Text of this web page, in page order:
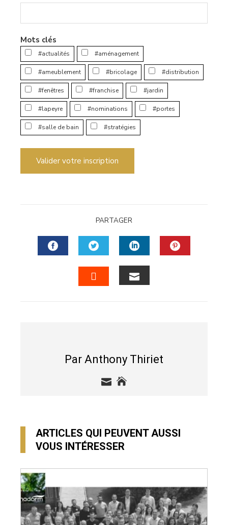
Mots clés
#actualités #aménagement
#ameublement #bricolage #distribution
#fenêtres #franchise #jardin
#lapeyre #nominations #portes
#salle de bain #stratégies
Valider votre inscription
PARTAGER
FACEBOOKTWITTERLINKEDIN
Par Anthony Thiriet
ARTICLES QUI PEUVENT AUSSI
VOUS INTÉRESSER